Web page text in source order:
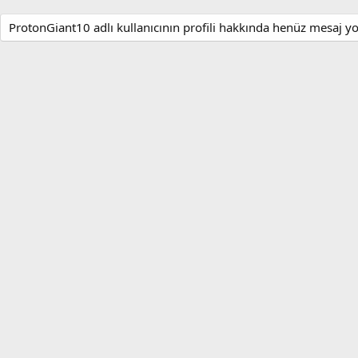
ProtonGiant10 adlı kullanıcının profili hakkında henüz mesaj